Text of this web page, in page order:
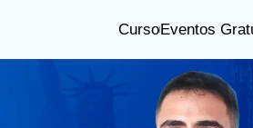
CursoEventos